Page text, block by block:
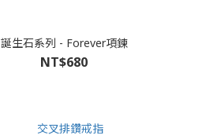
誕生石系列 - Forever項鍊
NT$680